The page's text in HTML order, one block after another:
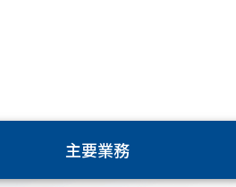
主要業務